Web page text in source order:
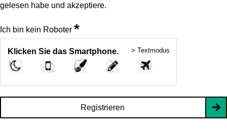
gelesen habe und akzeptiere.
Ich bin kein Roboter *
Klicken Sie das Smartphone. > Textmodus
Registrieren